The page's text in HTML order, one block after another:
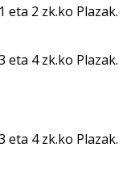
eta 2 zk.ko Plazak.
eta 4 zk.ko Plazak.
eta 4 zk.ko Plazak.